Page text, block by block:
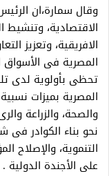
وقال سمارة،ان
الاقتصادية، وتنشيط
الافريقية، وتعزيز
المصرية فى الأسواق
تحظى بأولوية لدى
المصرية بميزات
والصحة، والزراعة
التنموية، والإصلاح
على الأجندة الدولية .